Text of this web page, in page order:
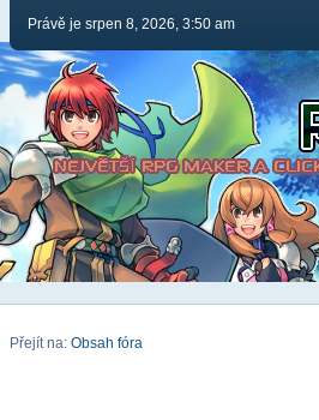
Právě je srpen 8, 2026, 3:50 am
Přejít na: Obsah fóra